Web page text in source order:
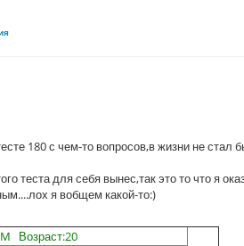
180 с чем-то вопросов,в жизни не стал
теста для себя вынес,так это то что я
я вобщем какой-то:)
Возраст:20